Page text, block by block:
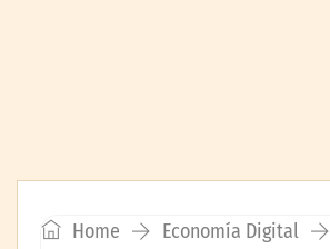
Home
Economía Digital